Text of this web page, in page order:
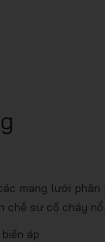
mạng lưới
chế sự cố cháy nổ.
áp.